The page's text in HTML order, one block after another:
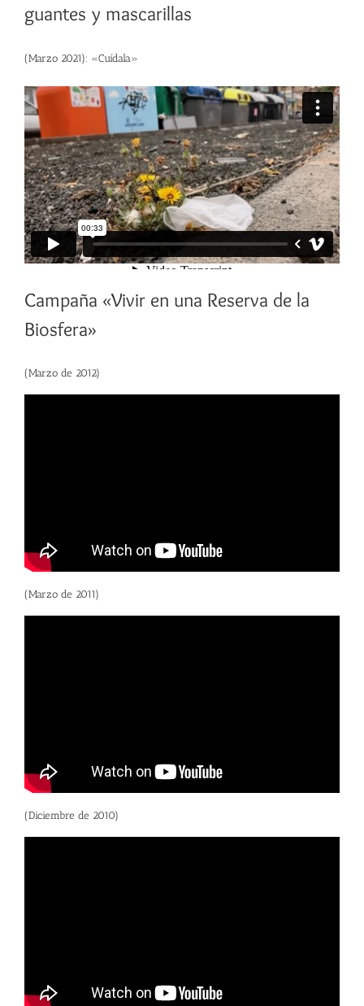
guantes y mascarillas
(Marzo 2021): «Cuídala»
Campaña «Vivir en una Reserva de la
Biosfera»
(Marzo de 2012)
(Marzo de 2011)
(Diciembre de 2010)